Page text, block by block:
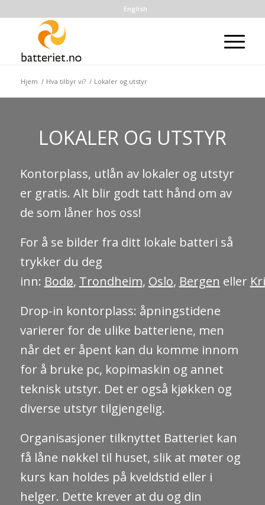
English
Hjem / Hva tilbyr vi? / Lokaler og utstyr
LOKALER OG UTSTYR
Kontorplass, utlån av lokaler og utstyr
er gratis. Alt blir godt tatt hånd om av
de som låner hos oss!
For å se bilder fra ditt lokale batteri så
trykker du deg
inn: Bodø, Trondheim, Oslo, Bergen eller
Drop-in kontorplass: åpningstidene
varierer for de ulike batteriene, men
når det er åpent kan du komme innom
for å bruke pc, kopimaskin og annet
teknisk utstyr. Det er også kjøkken og
diverse utstyr tilgjengelig.
Organisasjoner tilknyttet Batteriet kan
få låne nøkkel til huset, slik at møter og
kurs kan holdes på kveldstid eller i
helger. Dette krever at du og din